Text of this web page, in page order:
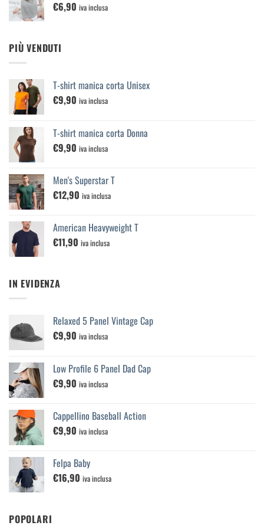
€6,90 iva inclusa
PIÙ VENDUTI
T-shirt manica corta Unisex
€9,90 iva inclusa
T-shirt manica corta Donna
€9,90 iva inclusa
Men's Superstar T
€12,90 iva inclusa
American Heavyweight T
€11,90 iva inclusa
IN EVIDENZA
Relaxed 5 Panel Vintage Cap
€9,90 iva inclusa
Low Profile 6 Panel Dad Cap
€9,90 iva inclusa
Cappellino Baseball Action
€9,90 iva inclusa
Felpa Baby
€16,90 iva inclusa
POPOLARI